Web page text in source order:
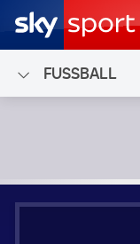
FUSSBALL